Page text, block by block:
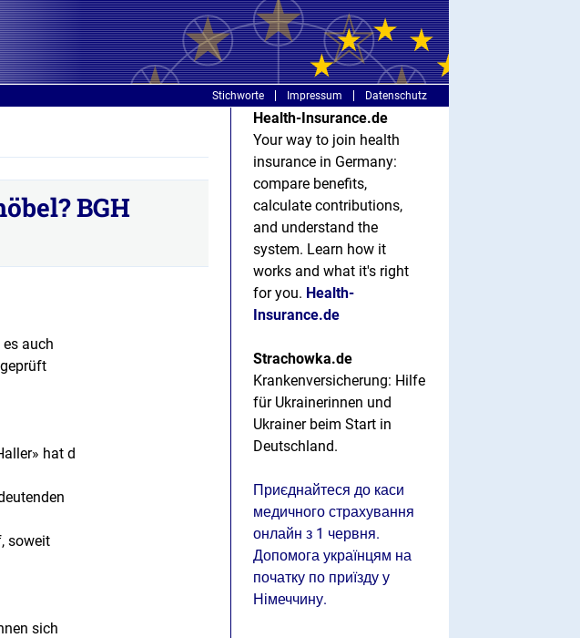
Stichworte Impressum Datenschutz
BGH
auch
hat d
soweit
sich
Health-Insurance.de
Your way to join health
insurance in Germany:
compare benefits,
calculate contributions,
and understand the
system. Learn how it
works and what it's right
for you. Health-
Insurance.de
Strachowka.de
Krankenversicherung: Hilfe
für Ukrainerinnen und
Ukrainer beim Start in
Deutschland.
Приєднайтеся до каси
медичного страхування
онлайн з 1 червня.
Допомога українцям на
початку по приїзду у
Німеччину.